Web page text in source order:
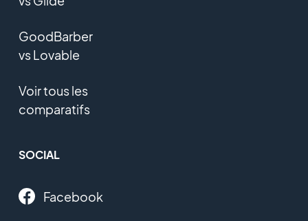
GoodBarber
vs Lovable
Voir tous les
comparatifs
SOCIAL
Facebook